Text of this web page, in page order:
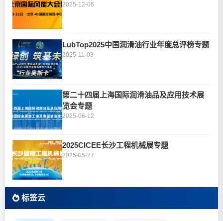
2025-12-06
LubTop2025中国润滑油行业年度总评榜专题
2025-11-03
第二十四届上海国际润滑油品及应用技术展
览会专题
2025-06-12
2025CICEE长沙工程机械展专题
2025-05-27
标签云